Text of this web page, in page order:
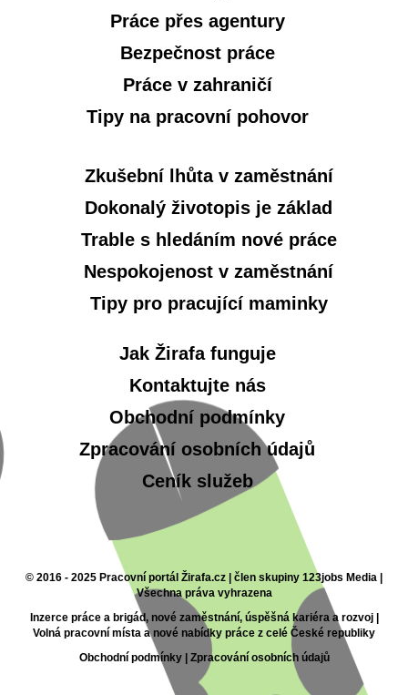
Práce přes agentury
Bezpečnost práce
Práce v zahraničí
Tipy na pracovní pohovor
Zkušební lhůta v zaměstnání
Dokonalý životopis je základ
Trable s hledáním nové práce
Nespokojenost v zaměstnání
Tipy pro pracující maminky
Jak Žirafa funguje
Kontaktujte nás
Obchodní podmínky
Zpracování osobních údajů
Ceník služeb
© 2016 - 2025 Pracovní portál Žirafa.cz | člen skupiny 123jobs Media |
Všechna práva vyhrazena
Inzerce práce a brigád, nové zaměstnání, úspěšná kariéra a rozvoj |
Volná pracovní místa a nové nabídky práce z celé České republiky
Obchodní podmínky| Zpracování osobních údajů